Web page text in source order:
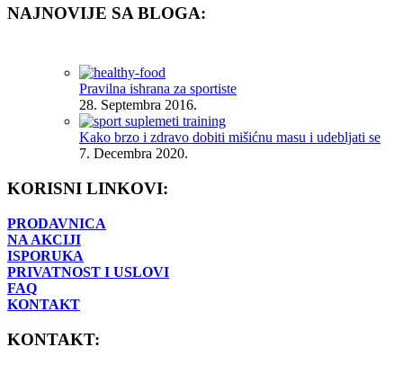
NAJNOVIJE SA BLOGA:
Pravilna ishrana za sportiste
28. Septembra 2016.
Kako brzo i zdravo dobiti mišićnu masu i udebljati se
7. Decembra 2020.
KORISNI LINKOVI:
PRODAVNICA
NA AKCIJI
ISPORUKA
PRIVATNOST I USLOVI
FAQ
KONTAKT
KONTAKT: